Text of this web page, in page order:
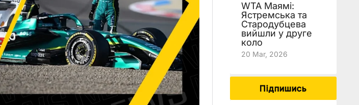
WTA Маямі:
Ястремська та
Стародубцева
вийшли у друге
коло
20 Mar, 2026
Підпишись